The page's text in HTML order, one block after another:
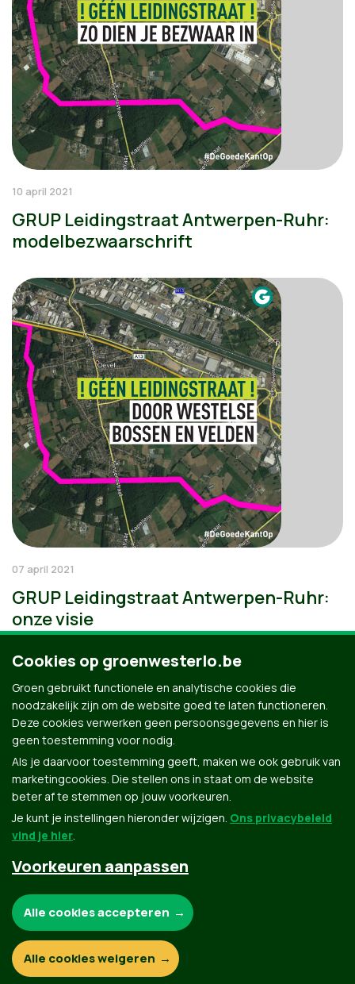
10 april 2021
GRUP Leidingstraat Antwerpen-Ruhr:
modelbezwaarschrift
07 april 2021
GRUP Leidingstraat Antwerpen-Ruhr:
onze visie
Groen.be
© Copyright Groen 2026 | Gemaakt met NationBuilder
Contact Privacybeleid
Cookies op groenwesterlo.be
Groen gebruikt functionele en analytische cookies die
noodzakelijk zijn om de website goed te laten functioneren.
Deze cookies verwerken geen persoonsgegevens en hier is
geen toestemming voor nodig.
Als je daarvoor toestemming geeft, maken we ook gebruik van
marketingcookies. Die stellen ons in staat om de website
beter af te stemmen op jouw voorkeuren.
Je kunt je instellingen hieronder wijzigen. Ons privacybeleid
vind je hier.
Voorkeuren aanpassen
Functionele en analytische cookies:
Alle cookies accepteren
Alle cookies weigeren